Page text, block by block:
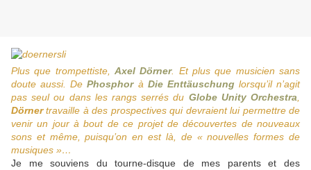
Plus que trompettiste, Axel Dörner. Et plus que musicien sans
doute aussi. DePhosphor à Die Enttäuschunglorsqu’il n’agit
pas seul ou dans les rangs serrés du Globe Unity Orchestra
Dörnertravaille à des prospectives qui devraient lui permettre de
venir un jour à bout de ce projet de découvertes de nouveaux
sons et même, puisqu’on en est là, de « nouvelles formes de
musiques »…
Je me souviens du tourne-disque de mes parents et des